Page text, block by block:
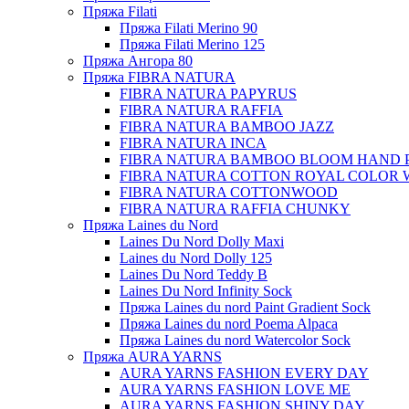
Пряжа Filati
Пряжа Filati Merino 90
Пряжа Filati Merino 125
Пряжа Ангора 80
Пряжа FIBRA NATURA
FIBRA NATURA PAPYRUS
FIBRA NATURA RAFFIA
FIBRA NATURA BAMBOO JAZZ
FIBRA NATURA INCA
FIBRA NATURA BAMBOO BLOOM HAND
FIBRA NATURA COTTON ROYAL COLOR
FIBRA NATURA COTTONWOOD
FIBRA NATURA RAFFIA CHUNKY
Пряжа Laines du Nord
Laines Du Nord Dolly Maxi
Laines du Nord Dolly 125
Laines Du Nord Teddy B
Laines Du Nord Infinity Sock
Пряжа Laines du nord Paint Gradient Sock
Пряжа Laines du nord Poema Alpaca
Пряжа Laines du nord Watercolor Sock
Пряжа AURA YARNS
AURA YARNS FASHION EVERY DAY
AURA YARNS FASHION LOVE ME
AURA YARNS FASHION SHINY DAY